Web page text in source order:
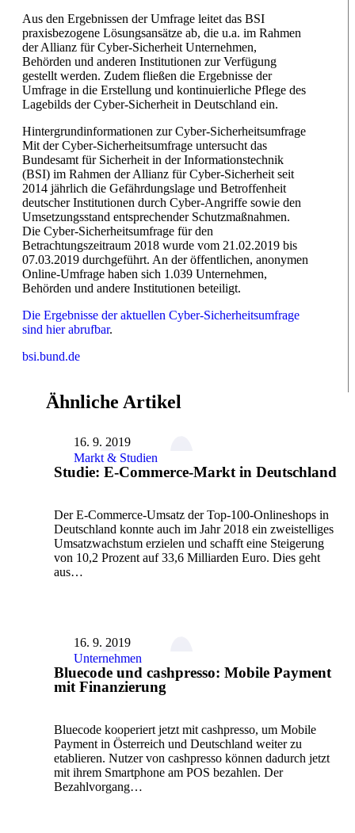
Aus den Ergebnissen der Umfrage leitet das BSI
praxisbezogene Lösungsansätze ab, die u.a. im Rahmen
der Allianz für Cyber-Sicherheit Unternehmen,
Behörden und anderen Institutionen zur Verfügung
gestellt werden. Zudem fließen die Ergebnisse der
Umfrage in die Erstellung und kontinuierliche Pflege des
Lagebilds der Cyber-Sicherheit in Deutschland ein.
Hintergrundinformationen zur Cyber-Sicherheitsumfrage
Mit der Cyber-Sicherheitsumfrage untersucht das
Bundesamt für Sicherheit in der Informationstechnik
(BSI) im Rahmen der Allianz für Cyber-Sicherheit seit
2014 jährlich die Gefährdungslage und Betroffenheit
deutscher Institutionen durch Cyber-Angriffe sowie den
Umsetzungsstand entsprechender Schutzmaßnahmen.
Die Cyber-Sicherheitsumfrage für den
Betrachtungszeitraum 2018 wurde vom 21.02.2019 bis
07.03.2019 durchgeführt. An der öffentlichen, anonymen
Online-Umfrage haben sich 1.039 Unternehmen,
Behörden und andere Institutionen beteiligt.
Die Ergebnisse der aktuellen Cyber-Sicherheitsumfrage
sind hier abrufbar.
bsi.bund.de
Ähnliche Artikel
16. 9. 2019
Markt & Studien
Studie: E-Commerce-Markt in Deutschland
Der E-Commerce-Umsatz der Top-100-Onlineshops in
Deutschland konnte auch im Jahr 2018 ein zweistelliges
Umsatzwachstum erzielen und schafft eine Steigerung
von 10,2 Prozent auf 33,6 Milliarden Euro. Dies geht
aus…
16. 9. 2019
Unternehmen
Bluecode und cashpresso: Mobile Payment
mit Finanzierung
Bluecode kooperiert jetzt mit cashpresso, um Mobile
Payment in Österreich und Deutschland weiter zu
etablieren. Nutzer von cashpresso können dadurch jetzt
mit ihrem Smartphone am POS bezahlen. Der
Bezahlvorgang…